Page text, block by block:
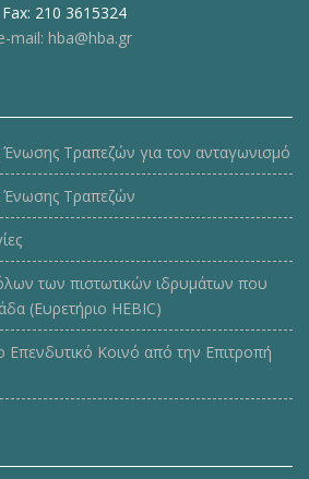
Fax: 210 3615324
mail: hba@hba.gr
Ένωσης Τραπεζών για τον ανταγωνισμό
Ένωσης Τραπεζών
των πιστωτικών ιδρυμάτων που
(Ευρετήριο HEBIC)
Επενδυτικό Κοινό από την Επιτροπή